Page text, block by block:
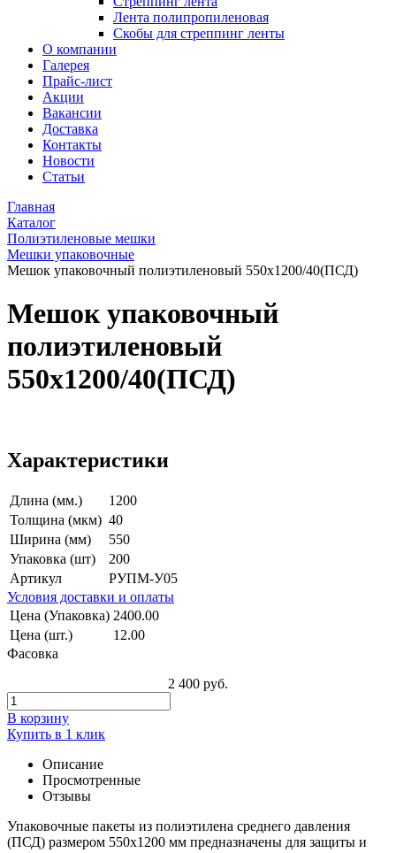
Лента полипропиленовая
Скобы для стреппинг ленты
О компании
Галерея
Прайс-лист
Акции
Вакансии
Доставка
Контакты
Новости
Статьи
Главная
Каталог
Полиэтиленовые мешки
Мешки упаковочные
Мешок упаковочный полиэтиленовый 550х1200/40(ПСД)
Мешок упаковочный
полиэтиленовый
550х1200/40(ПСД)
Характеристики
Длина (мм.)
1200
Толщина (мкм) 40
Ширина (мм)
550
Упаковка (шт)
200
Артикул
РУПМ-У05
Условия доставки и оплаты
Цена (Упаковка) 2400.00
Цена (шт.)
12.00
Фасовка
2 400 руб.
В корзину
Купить в 1 клик
Описание
Просмотренные
Отзывы
Упаковочные пакеты из полиэтилена среднего давления
(ПСД) размером 550x1200 мм предназначены для защиты и